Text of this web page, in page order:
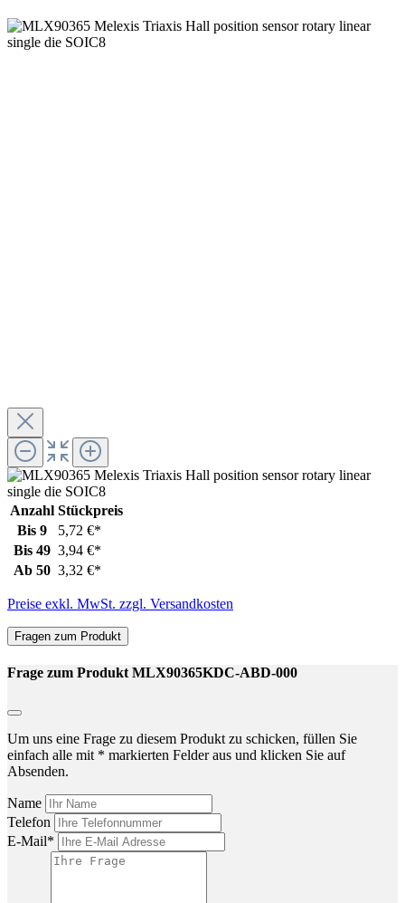
Anzahl Stückpreis
Bis 9
5,72 €*
Bis 49 3,94 €*
Ab 50 3,32 €*
Preise exkl. MwSt. zzgl. Versandkosten
Fragen zum Produkt
Frage zum Produkt MLX90365KDC-ABD-000
Um uns eine Frage zu diesem Produkt zu schicken, füllen Sie
einfach alle mit * markierten Felder aus und klicken Sie auf
Absenden.
Name
Telefon
E-Mail*